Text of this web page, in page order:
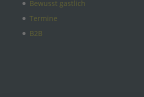
Bewusst gastlich
Termine
B2B